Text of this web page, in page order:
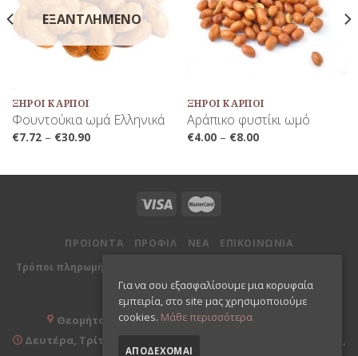
ΕΞΑΝΤΛΗΜΈΝΟ
ΞΗΡΟΊ ΚΑΡΠΟΊ
Φουντούκια ωμά Ελληνικά
€7.72– €30.90
ΞΗΡΟΊ ΚΑΡΠΟΊ
Αράπικο φυστίκι ωμό
€4.00– €8.00
ΠΡΟΙΟΝΤΑ ΠΡΟΦΙΛ ΝΕΑ ΕΠΙΚΟΙΝΩΝΙΑ
Τρόποι πληρωμής
χρήσης
Θεομήτορος 26, 173 42 Άγιος Δημήτριος Αττικής
Δευτέρα, Τρίτη, Πέμπτη, Παρασκευή 09:00-20:00 & Τετάρτη,
Για να σου εξασφαλίσουμε μια κορυφαία
εμπειρία, στο site μας χρησιμοποιούμε
cookies. Μάθε περισσότερα
ΑΠΟΔΈΧΟΜΑΙ